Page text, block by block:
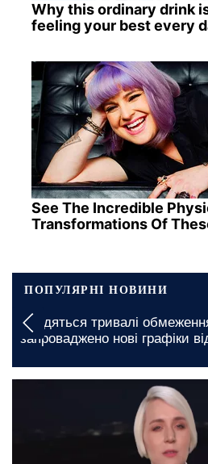
Why this ordinary drink
feeling your best every
See The Incredible
Transformations Of
ПОПУЛЯРНІ НОВИНИ
Вводяться тривалі
запроваджено нові графіки